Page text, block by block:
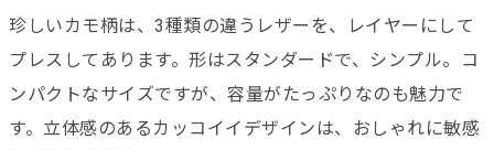
珍しいカモ柄は、3種類の違うレザーを、レイヤーにして
プレスしてあります。形はスタンダードで、シンプル。コ
ンパクトなサイズですが、容量がたっぷりなのも魅力で
す。立体感のあるカッコイイデザインは、おしゃれに敏感